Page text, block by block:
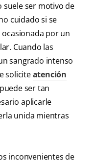
suele ser motivo de
cuidado si se
por un
Cuando las
sangrado intenso
soliciteatención
ser tan
aplicarle
unida mientras
inconvenientes de